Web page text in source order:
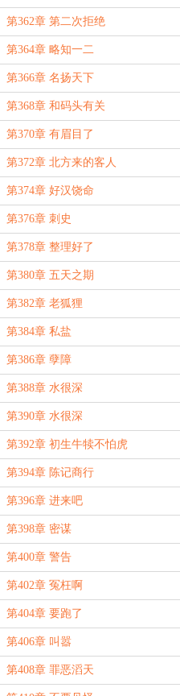
第362章 第二次拒绝
第364章 略知一二
第366章 名扬天下
第368章 和码头有关
第370章 有眉目了
第372章 北方来的客人
第374章 好汉饶命
第376章 刺史
第378章 整理好了
第380章 五天之期
第382章 老狐狸
第384章 私盐
第386章 孽障
第388章 水很深
第390章 水很深
第392章 初生牛犊不怕虎
第394章 陈记商行
第396章 进来吧
第398章 密谋
第400章 警告
第402章 冤枉啊
第404章 要跑了
第406章 叫嚣
第408章 罪恶滔天